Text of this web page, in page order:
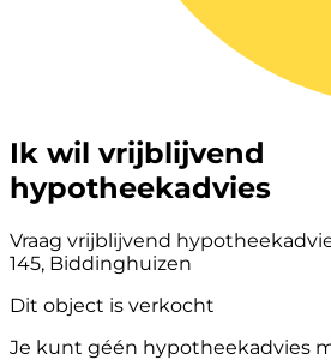
Ik wil vrijblijvend
hypotheekadvies
Vraag vrijblijvend
145, Biddinghuizen
Dit object is verkocht
Je kunt géén hypotheekadvies